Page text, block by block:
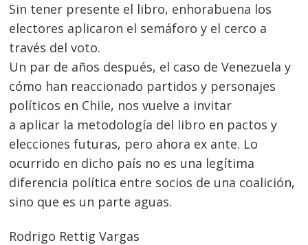
Sin tener presente el libro, enhorabuena los
electores aplicaron el semáforo y el cerco a
través del voto.
Un par de años después, el caso de Venezuela y
cómo han reaccionado partidos y personajes
políticos en Chile, nos vuelve a invitar
a aplicar la metodología del libro en pactos y
elecciones futuras, pero ahora ex ante. Lo
ocurrido en dicho país no es una legítima
diferencia política entre socios de una coalición,
sino que es un parte aguas.
Rodrigo Rettig Vargas
Navegación
de
entradas